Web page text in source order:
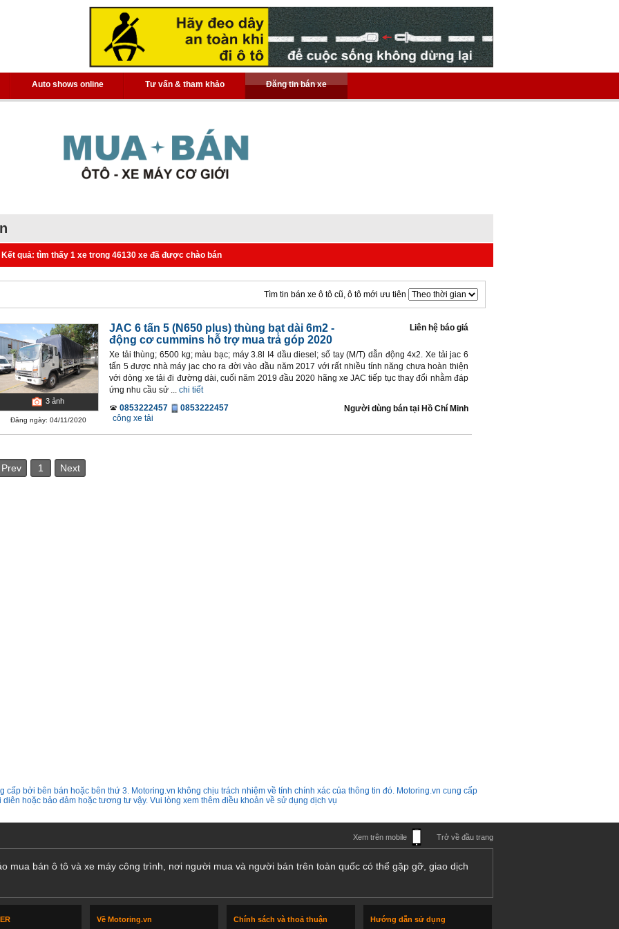
Auto shows online Tư vấn & tham khảo Đăng tin bán xe
Kết quả: tìm thấy 1 xe trong 46130 xe đã được chào bán
Tìm tin bán xe ô tô cũ, ô tô mới ưu tiên
3 ảnh
Đăng ngày: 04/11/2020
JAC 6 tấn 5 (N650 plus) thùng bạt dài 6m2 -
động cơ cummins hỗ trợ mua trả góp 2020
Liên hệ báo giá
Xe tải thùng; 6500 kg; màu bạc; máy 3.8l I4 dầu diesel; số tay (M/T) dẫn động 4x2. Xe tải jac 6
tấn 5 được nhà máy jac cho ra đời vào đầu năm 2017 với rất nhiều tính năng chưa hoàn thiện
với dòng xe tải đi đường dài, cuối năm 2019 đầu 2020 hãng xe JAC tiếp tục thay đổi nhằm đáp
ứng nhu cầu sử ... chi tiết
0853222457
0853222457
công xe tải
Người dùng bán tại Hồ Chí Minh
Prev 1 Next
cấp bởi bên bán hoặc bên thứ 3. Motoring.vn không chịu trách nhiệm về tính chính xác của thông tin đó. Motoring.vn cung cấp
hoặc bảo đảm hoặc tương tư vậy. Vui lòng xem thêm điều khoản về sử dụng dịch vụ
Xem trên mobile Trở về đầu trang
mua bán ô tô và xe máy công trình, nơi người mua và người bán trên toàn quốc có thể gặp gỡ, giao dịch
Về Motoring.vn Chính sách và thoả thuận Hướng dẫn sử dụng